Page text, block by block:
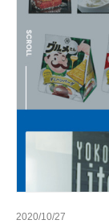
2020/10/27